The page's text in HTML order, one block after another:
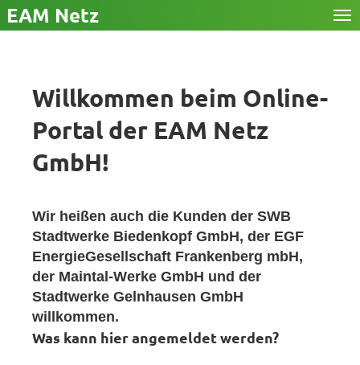
Willkommen beim Online-
Portal der EAM Netz
GmbH!
Wir heißen auch die Kunden der SWB
Stadtwerke Biedenkopf GmbH, der EGF
EnergieGesellschaft Frankenberg mbH,
der Maintal-Werke GmbH und der
Stadtwerke Gelnhausen GmbH
willkommen.
Was kann hier angemeldet werden?